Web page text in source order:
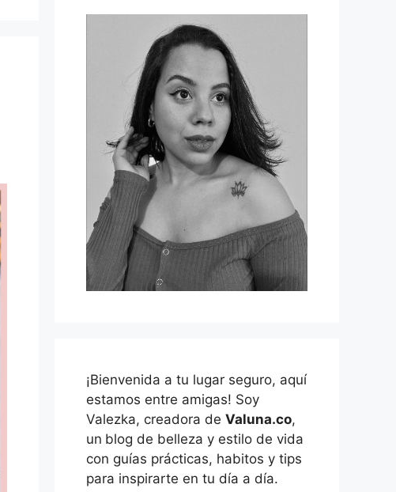
¡Bienvenida a tu lugar seguro, aquí
estamos entre amigas! Soy
Valezka, creadora de Valuna.co,
un blog de belleza y estilo de vida
con guías prácticas, habitos y tips
para inspirarte en tu día a día.